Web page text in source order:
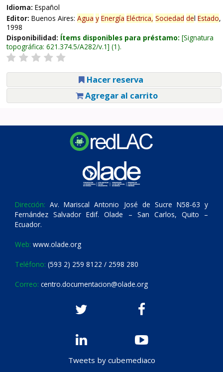
Idioma: Español
Editor: Buenos Aires: Agua y Energía Eléctrica, Sociedad del Estado,
1998
Disponibilidad: Ítems disponibles para préstamo: Signatura
topográfica: 621.374.5/A282/v.1 (1).
Hacer reserva
Agregar al carrito
Dirección: Av. Mariscal Antonio José de Sucre N58-63 y
Fernández Salvador Edif. Olade – San Carlos, Quito –
Ecuador.
Web: www.olade.org
Teléfono: (593 2) 259 8122 / 2598 280
Correo: centro.documentacion@olade.org
Tweets by cubemediaco